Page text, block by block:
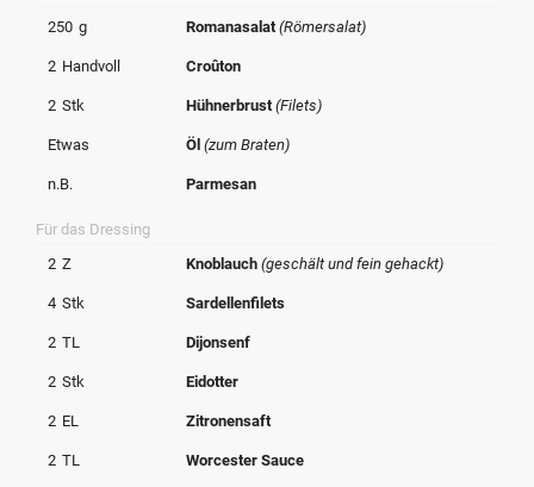
© Krone Multimedia GmbH & Co KG 2026
250 g Romanasalat(Römersalat)
2 Handvoll Croûton
2 Stk Hühnerbrust(Filets)
Etwas Öl(zum Braten)
n.B. Parmesan
Für das Dressing
2 Z Knoblauch(geschält und fein gehackt)
4 Stk Sardellenfilets
2 TL Dijonsenf
2 Stk Eidotter
2 EL Zitronensaft
2 TL Worcester Sauce